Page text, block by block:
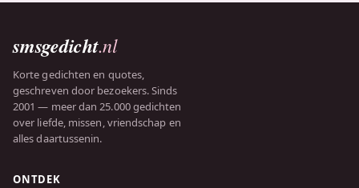
smsgedicht.nl
Korte gedichten en quotes,
geschreven door bezoekers. Sinds
2001 — meer dan 25.000 gedichten
over liefde, missen, vriendschap en
alles daartussenin.
ONTDEK